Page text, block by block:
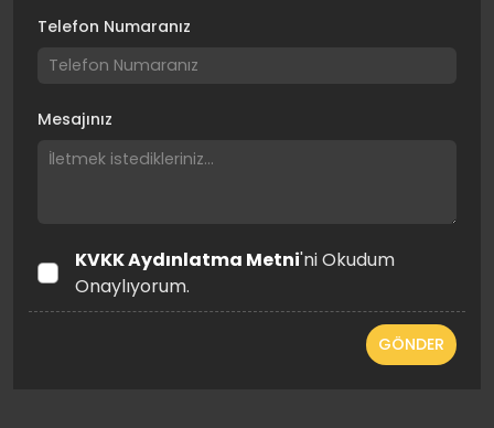
Telefon Numaranız
Mesajınız
KVKK Aydınlatma Metni'ni Okudum
Onaylıyorum.
GÖNDER